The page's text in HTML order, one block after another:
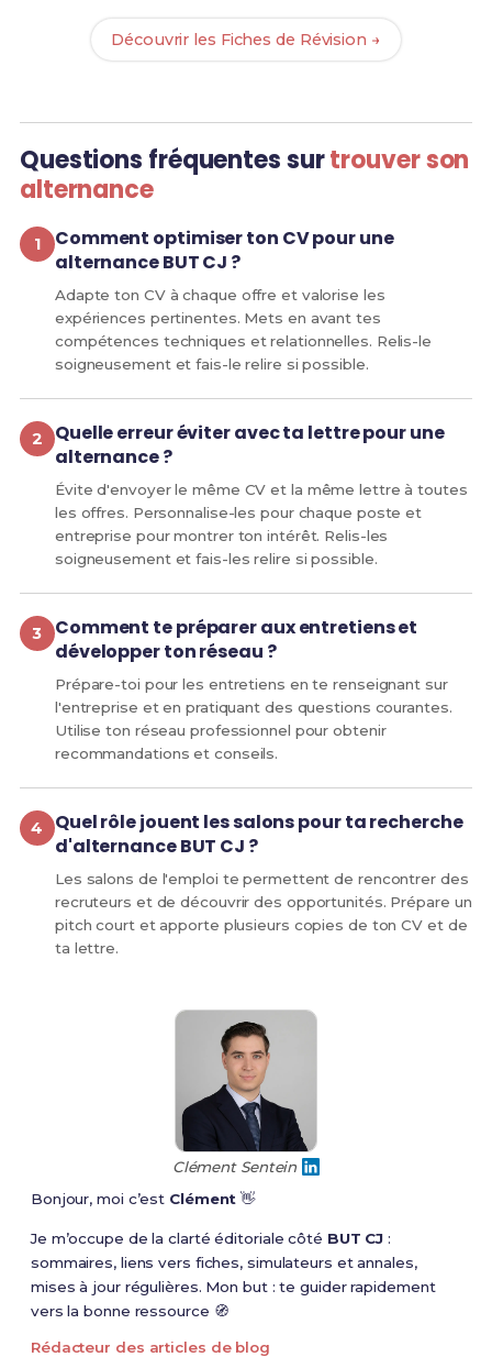
Découvrir les Fiches de Révision →
Questions fréquentes surtrouver son
alternance
Comment optimiser ton CV pour une
alternance BUT CJ ?
Adapte ton CV à chaque offre et valorise les
expériences pertinentes. Mets en avant tes
compétences techniques et relationnelles. Relis-le
soigneusement et fais-le relire si possible.
Quelle erreur éviter avec ta lettre pour une
alternance ?
Évite d'envoyer le même CV et la même lettre à toutes
les offres. Personnalise-les pour chaque poste et
entreprise pour montrer ton intérêt. Relis-les
soigneusement et fais-les relire si possible.
Comment te préparer aux entretiens et
développer ton réseau ?
Prépare-toi pour les entretiens en te renseignant sur
l'entreprise et en pratiquant des questions courantes.
Utilise ton réseau professionnel pour obtenir
recommandations et conseils.
Quel rôle jouent les salons pour ta recherche
d'alternance BUT CJ ?
Les salons de l'emploi te permettent de rencontrer des
recruteurs et de découvrir des opportunités. Prépare un
pitch court et apporte plusieurs copies de ton CV et de
ta lettre.
Clément Sentein
Bonjour, moi c’est Clément 👋
Je m’occupe de la clarté éditoriale côté BUT CJ :
sommaires, liens vers fiches, simulateurs et annales,
mises à jour régulières. Mon but : te guider rapidement
vers la bonne ressource 🧭
Rédacteur des articles de blog